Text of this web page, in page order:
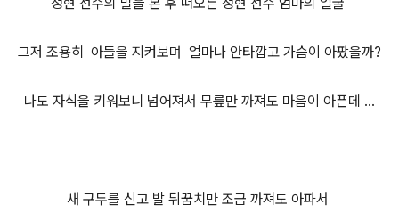
그저 조용히 아들을 지켜보며 얼마나 안타깝고 가슴이 아팠을까?
나도 자식을 키워보니 넘어져서 무릎만 까져도 마음이 아픈데 ...
새 구두를 신고 발 뒤꿈치만 조금 까져도 아파서